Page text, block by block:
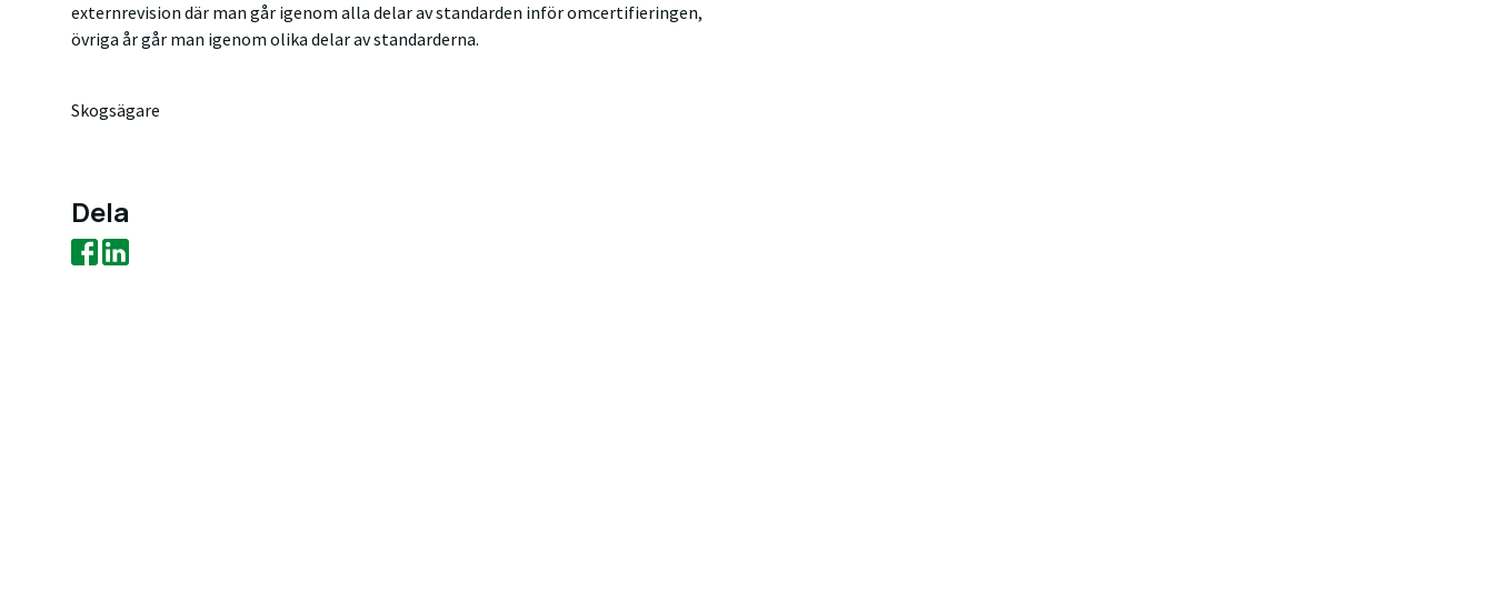
externrevision där man går igenom alla delar av standarden inför omcertifieringen,
övriga år går man igenom olika delar av standarderna.
Skogsägare
Dela